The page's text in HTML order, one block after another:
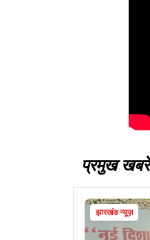
प्रमुख खबरें
झारखंड न्यूज़